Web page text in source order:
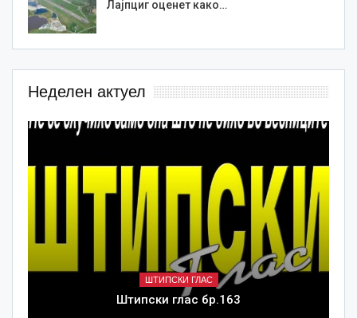
Лајпциг оценет како…
Неделен актуел
ШТИПСКИ ГЛАС
Штипски глас бр.163